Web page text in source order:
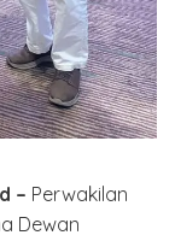
– Perwakilan
Dewan